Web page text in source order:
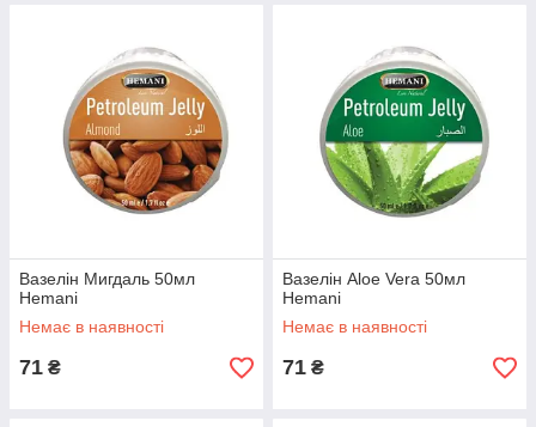
Вазелін Мигдаль 50мл
Hemani
Немає в наявності
71 ₴
Вазелін Aloe Vera 50мл
Hemani
Немає в наявності
71 ₴